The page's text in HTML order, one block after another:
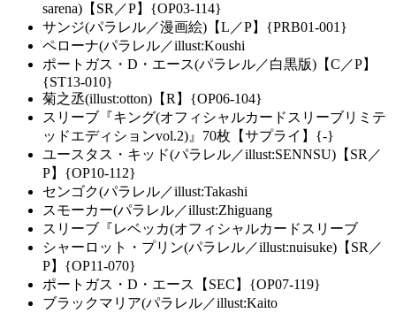
sarena)【SR／P】{OP03-114}
サンジ(パラレル／漫画絵)【L／P】{PRB01-001}
ペローナ(パラレル／illust:Koushi
ポートガス・D・エース(パラレル／白黒版)【C／P】
{ST13-010}
菊之丞(illust:otton)【R】{OP06-104}
スリーブ『キング(オフィシャルカードスリーブリミテ
ッドエディションvol.2)』70枚【サプライ】{-}
ユースタス・キッド(パラレル／illust:SENNSU)【SR／
P】{OP10-112}
センゴク(パラレル／illust:Takashi
スモーカー(パラレル／illust:Zhiguang
スリーブ『レベッカ(オフィシャルカードスリーブ
シャーロット・プリン(パラレル／illust:nuisuke)【SR／
P】{OP11-070}
ポートガス・D・エース【SEC】{OP07-119}
ブラックマリア(パラレル／illust:Kaito